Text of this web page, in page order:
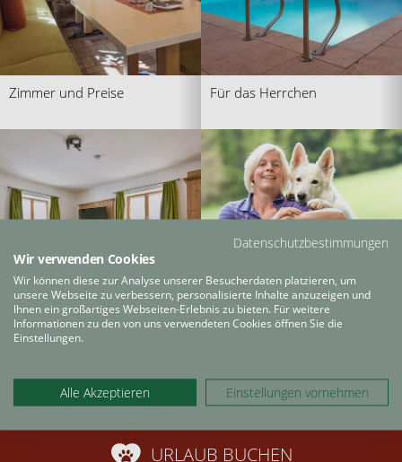
Zimmer und Preise Für das Herrchen
+49 8822 9233 0
URLAUB BUCHEN
Datenschutzbestimmungen
Wir verwenden Cookies
Wir können diese zur Analyse unserer Besucherdaten platzieren, um
unsere Webseite zu verbessern, personalisierte Inhalte anzuzeigen und
Ihnen ein großartiges Webseiten-Erlebnis zu bieten. Für weitere
Informationen zu den von uns verwendeten Cookies öffnen Sie die
Einstellungen.
Alle Akzeptieren Einstellungen vornehmen